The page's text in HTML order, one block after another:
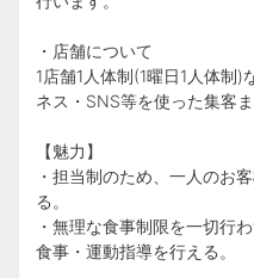
・店舗について
1店舗1人体制(1曜日1人体制
ネス・SNS等を使った集客ま
【魅力】
・担当制のため、一人のお
る。
・無理な食事制限を一切行
食事・運動指導を行える。